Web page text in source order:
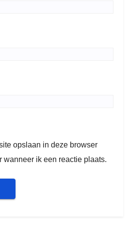
opslaan in deze browser
wanneer ik een reactie plaats.